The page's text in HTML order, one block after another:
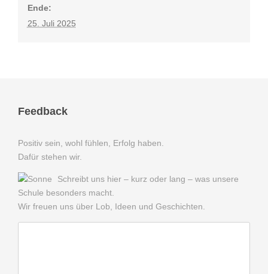
Ende:
25. Juli 2025
Feedback
Positiv sein, wohl fühlen, Erfolg haben.
Dafür stehen wir.
Schreibt uns hier – kurz oder lang – was unsere
Schule besonders macht.
Wir freuen uns über Lob, Ideen und Geschichten.